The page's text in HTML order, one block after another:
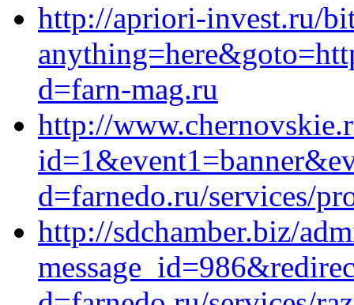
http://apriori-invest.ru/
d=farn-mag.ru
http://
d=farnedo.ru/services/
http://sdchamber.biz/